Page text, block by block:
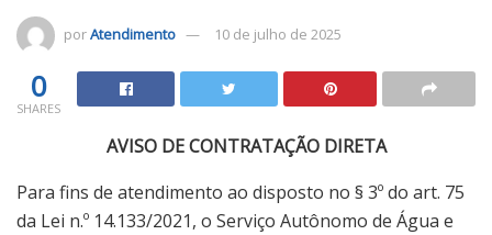
porAtendimento 10 de julho de 2025
0
SHARES
AVISO DE CONTRATAÇÃO DIRETA
Para fins de atendimento ao disposto no § 3º do art. 75
da Lei n.º 14.133/2021, o Serviço Autônomo de Água e